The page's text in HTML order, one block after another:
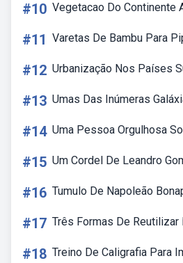
#10 Vegetacao Do Continente
#11 Varetas De Bambu Para
#12 Urbanização Nos Países
#13 Umas Das Inúmeras
#14 Uma Pessoa Orgulhosa
#15 Um Cordel De Leandro
#16 Tumulo De Napoleão
#17 Três Formas De
#18 Treino De Caligrafia Para